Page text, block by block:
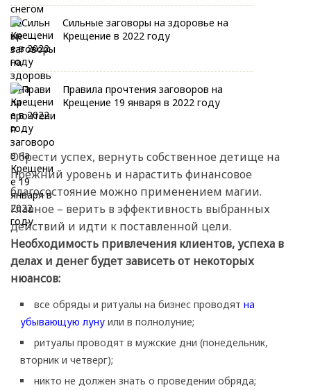
Сильные заговоры на здоровье на
Крещение в 2022 году
Правила прочтения заговоров на
Крещение 19 января в 2022 году
Обрести успех, вернуть собственное детище на
прежний уровень и нарастить финансовое
благосостояние можно применением магии.
Главное – верить в эффективность выбранных
действий и идти к поставленной цели.
Необходимость привлечения клиентов, успеха в
делах и денег будет зависеть от некоторых
нюансов:
все обряды и ритуалы на бизнес проводят на
убывающую луну или в полнолуние;
ритуалы проводят в мужские дни (понедельник,
вторник и четверг);
никто не должен знать о проведении обряда;